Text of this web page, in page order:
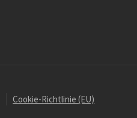
Cookie-Richtlinie (EU)